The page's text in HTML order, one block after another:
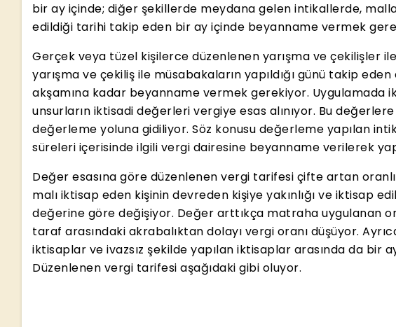
bir ay içinde; diğer şekillerde meydana gelen intikallerde,
edildiği tarihi takip eden bir ay içinde beyanname vermek
Gerçek veya tüzel kişilerce düzenlenen yarışma ve çekilişler
yarışma ve çekiliş ile müsabakaların yapıldığı günü takip eden
akşamına kadar beyanname vermek gerekiyor. Uygulamada
unsurların iktisadi değerleri vergiye esas alınıyor. Bu
değerleme yoluna gidiliyor. Söz konusu değerleme yapılan
süreleri içerisinde ilgili vergi dairesine beyanname verilerek
Değer esasına göre düzenlenen vergi tarifesi çifte artan
malı iktisap eden kişinin devreden kişiye yakınlığı ve iktisap
değerine göre değişiyor. Değer arttıkça matraha uygulanan
taraf arasındaki akrabalıktan dolayı vergi oranı düşüyor.
iktisaplar ve ivazsız şekilde yapılan iktisaplar arasında da bir
Düzenlenen vergi tarifesi aşağıdaki gibi oluyor.